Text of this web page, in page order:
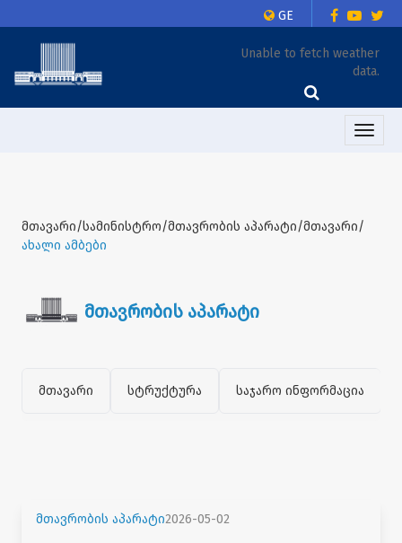
GE
Unable to fetch weather
data.
Toggle
მთავარი/სამინისტრო/მთავრობის აპარატი/მთავარი/
ახალი ამბები
მთავრობის აპარატი
მთავარი სტრუქტურა საჯარო ინფორმაცია
მთავრობის აპარატი2026-05-02